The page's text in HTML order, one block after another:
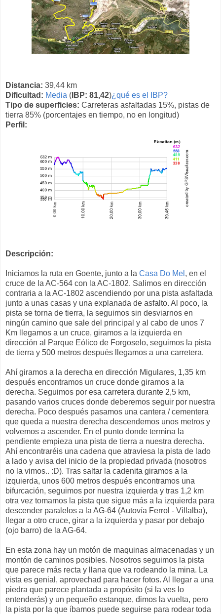
Distancia: 39,44 km
Dificultad: Media ( IBP: 81,42)¿qué es el IBP?
Tipo de superficies: Carreteras asfaltadas 15%, pistas de
tierra 85% (porcentajes en tiempo, no en longitud)
Perfil:
Descripción:
Iniciamos la ruta en Goente, junto a la Casa Do Mel , en el
cruce de la AC-564 con la AC-1802. Salimos en dirección
contraria a la AC-1802 ascendiendo por una pista asfaltada
junto a unas casas y una explanada de asfalto. Al poco, la
pista se torna de tierra, la seguimos sin desviarnos en
ningún camino que sale del principal y al cabo de unos 7
Km llegamos a un cruce, giramos a la izquierda en
dirección al Parque Eólico de Forgoselo, seguimos la pista
de tierra y 500 metros después llegamos a una carretera.
Ahí giramos a la derecha en dirección Migulares, 1,35 km
después encontramos un cruce donde giramos a la
derecha. Seguimos por esa carretera durante 2,5 km,
pasando varios cruces donde deberemos seguir por nuestra
derecha. Poco después pasamos una cantera / cementera
que queda a nuestra derecha descendemos unos metros y
volvemos a ascender. En el punto donde termina la
pendiente empieza una pista de tierra a nuestra derecha.
Ahí encontraréis una cadena que atraviesa la pista de lado
a lado y avisa del inicio de la propiedad privada (nosotros
no la vimos.. :D). Tras saltar la cadenita giramos a la
izquierda, unos 600 metros después encontramos una
bifurcación, seguimos por nuestra izquierda y tras 1,2 km
otra vez tomamos la pista que sigue más a la izquierda para
descender paralelos a la AG-64 (Autovía Ferrol - Villalba),
llegar a otro cruce, girar a la izquierda y pasar por debajo
(ojo barro) de la AG-64.
En esta zona hay un motón de maquinas almacenadas y un
montón de caminos posibles. Nosotros seguimos la pista
que parece más recta y llana que va rodeando la mina. La
vista es genial, aprovechad para hacer fotos. Al llegar a una
piedra que parece plantada a propósito (si la ves lo
entenderás) y un pequeño estanque, dimos la vuelta, pero
la pista por la que íbamos puede seguirse para rodear toda